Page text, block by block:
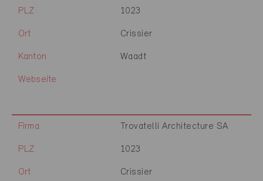
PLZ 1023
Ort Crissier
Kanton Waadt
Webseite
Firma Trovatelli Architecture SA
PLZ 1023
Ort Crissier